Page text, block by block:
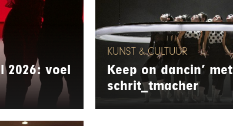
2026: voel
KUNST & CULTUUR
Keep on dancin’ met
schrit_tmacher